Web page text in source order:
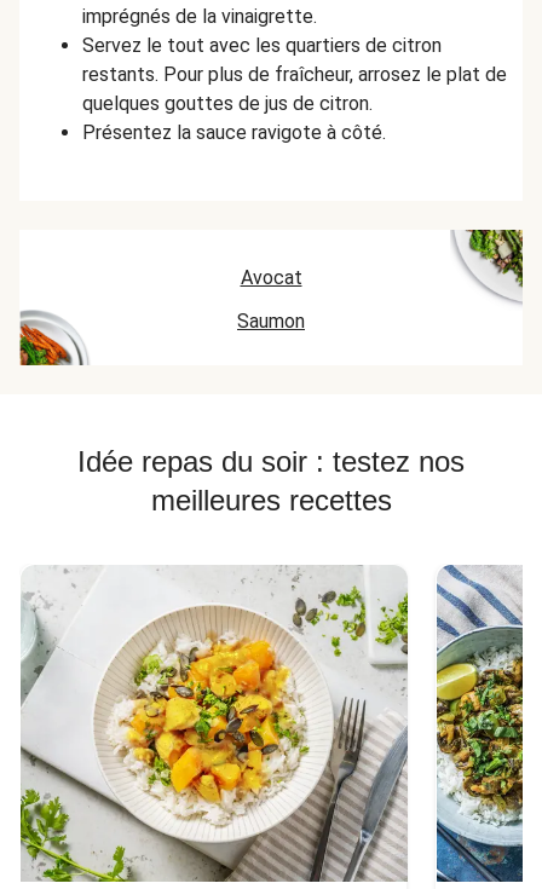
imprégnés de la vinaigrette.
Servez le tout avec les quartiers de citron
restants. Pour plus de fraîcheur, arrosez le plat de
quelques gouttes de jus de citron.
Présentez la sauce ravigote à côté.
Avocat
Saumon
Idée repas du soir : testez nos
meilleures recettes